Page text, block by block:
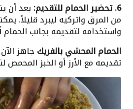
6. تحضير الحمام للتقديم:
بعد أن
من المرق واتركيه ليبرد قليلاً.
واستخدامه لتقديمه بجانب الحمام
الحمام المحشي بالفريك جاهز
تقديمه مع الأرز أو الخبز المحمص